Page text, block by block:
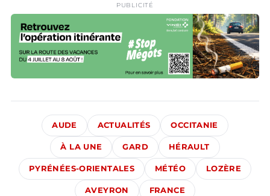
PUBLICITÉ
AUDE ACTUALITÉS OCCITANIE
À LA UNE GARD HÉRAULT
PYRÉNÉES-ORIENTALES MÉTÉO LOZÈRE
AVEYRON FRANCE